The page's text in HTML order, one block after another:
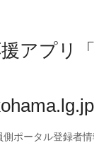
アプリ
ポータル登録者情